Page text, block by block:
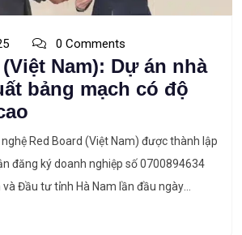
0 Comments
Nam): Dự án nhà
bảng mạch có độ
Red Board (Việt Nam) được thành lập
đăng ký doanh nghiệp số 0700894634
và Đầu tư tỉnh Hà Nam lần đầu ngày
án Nhà máy sản xuất bảng mạch có độ